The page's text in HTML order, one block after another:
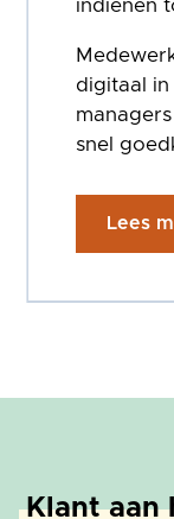
indienen
digitaal
snel
Lees
Klant aan